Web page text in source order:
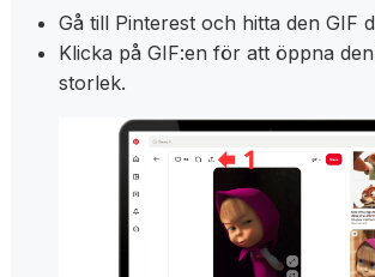
Gå till Pinterest och hitta den GIF
Klicka på GIF:en för att öppna
storlek.